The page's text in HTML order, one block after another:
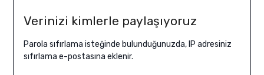
Verinizi kimlerle paylaşıyoruz
Parola sıfırlama isteğinde bulunduğunuzda, IP adresiniz
sıfırlama e-postasına eklenir.